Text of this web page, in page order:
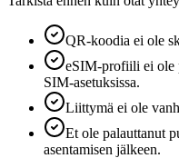
QR-koodia ei ole
eSIM-profiili ei ole
SIM-asetuksissa.
Liittymä ei ole
Et ole palauttanut
asentamisen jälkeen.